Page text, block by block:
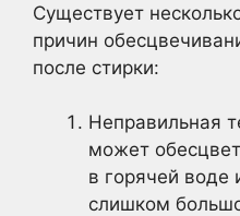
Существует
причин
после стирки:
Неправильная
может
в горячей воде
слишком